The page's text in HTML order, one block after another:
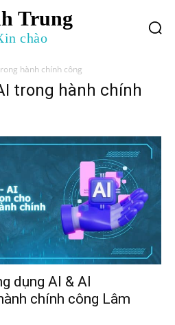
Trung
chào
hành chính công
trong hành chính
dụng AI & AI
chính công Lâm